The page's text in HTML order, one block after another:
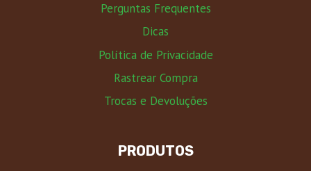
Perguntas Frequentes
Dicas
Política de Privacidade
Rastrear Compra
Trocas e Devoluções
PRODUTOS